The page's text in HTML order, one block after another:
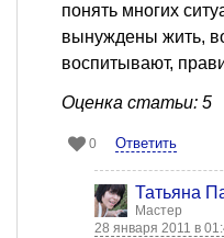
понять многих
вынуждены жить,
воспитывают,
Оценка статьи: 5
0 Ответить
Татьяна
Мастер
28 января 2011 в